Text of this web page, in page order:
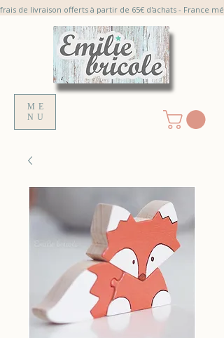
ME
NU
frais de livraison offerts à partir de 65€ d'achats - France